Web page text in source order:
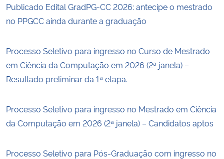
Publicado Edital GradPG-CC 2026: antecipe o mestrado
no PPGCC ainda durante a graduação
Processo Seletivo para ingresso no Curso de Mestrado
em Ciência da Computação em 2026 (2ª janela) –
Resultado preliminar da 1ª etapa.
Processo Seletivo para ingresso no Mestrado em Ciência
da Computação em 2026 (2ª janela) – Candidatos aptos
Processo Seletivo para Pós-Graduação com ingresso no